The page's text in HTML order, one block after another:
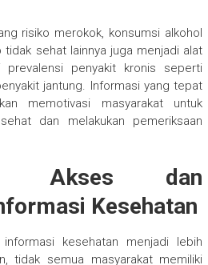
risiko merokok, konsumsi alkohol
tidak sehat lainnya juga menjadi alat
prevalensi penyakit kronis seperti
jantung. Informasi yang tepat
memotivasi masyarakat untuk
dan melakukan pemeriksaan
Akses dan
Kesehatan
kesehatan menjadi lebih
tidak semua masyarakat memiliki